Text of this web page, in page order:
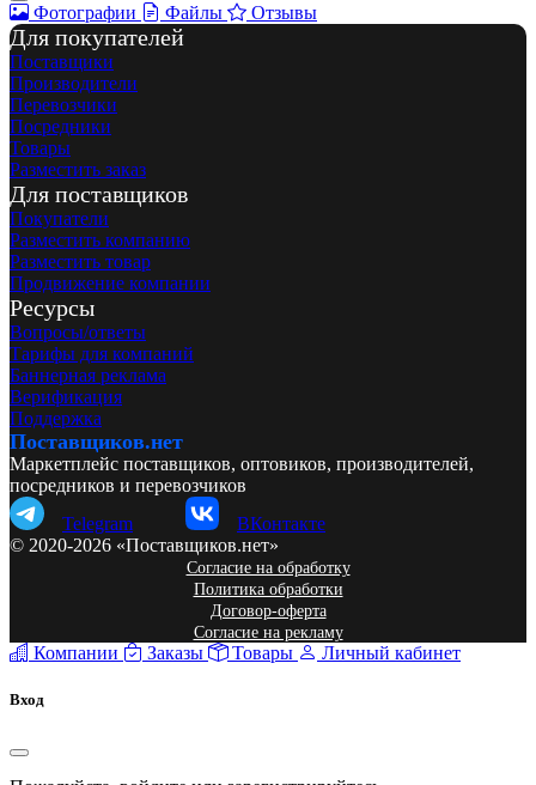
Фотографии Файлы Отзывы
Для покупателей
Поставщики
Производители
Перевозчики
Посредники
Товары
Разместить заказ
Для поставщиков
Покупатели
Разместить компанию
Разместить товар
Продвижение компании
Ресурсы
Вопросы/ответы
Тарифы для компаний
Баннерная реклама
Верификация
Поддержка
Поставщиков.нет
Маркетплейс поставщиков, оптовиков, производителей,
посредников и перевозчиков
Telegram
ВКонтакте
© 2020-2026 «Поставщиков.нет»
Согласие на обработку
Политика обработки
Договор-оферта
Согласие на рекламу
Компании Заказы Товары Личный кабинет
Вход